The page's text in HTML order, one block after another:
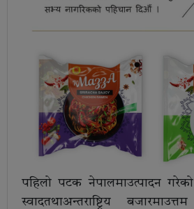
पहिलो पटक नेपालमाउत्पादन गरेको
स्वादतथाअन्तराष्ट्रिय